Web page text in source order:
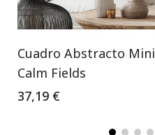
Cuadro Abstracto
Calm Fields
37,19 €